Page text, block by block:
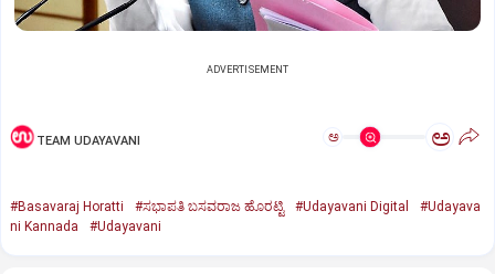
ADVERTISEMENT
TEAM UDAYAVANI ಅ ಅ
#Basavaraj Horatti #ಸಭಾಪತಿ ಬಸವರಾಜ ಹೊರಟ್ಟಿ #Udayavani Digital
#Udayava
ni Kannada
#Udayavani